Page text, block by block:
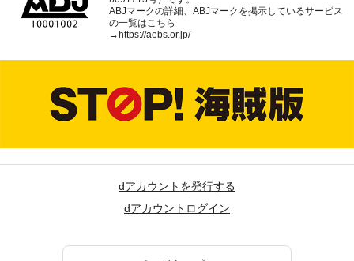
ABJマークの詳細、ABJマークを掲示しているサービス
の一覧はこちら
→ https://aebs.or.jp/
dアカウントを発行する
dアカウントログイン